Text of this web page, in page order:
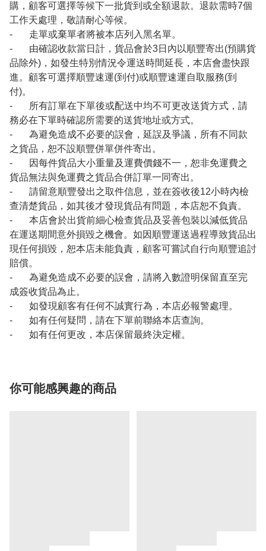
購，顧客可選擇等候下一批貨到或全額退款。退款需時7個
工作天處理，敬請耐心等候。
- 走單或棄單者將被本店列入黑名單。
- 由確認收款當日計，貨品會於3日內以順豐寄出(預購貨
品除外)，如發生特別情況令運送時間延長，本店會盡快跟
進。顧客可選擇順豐速運(到付)或順豐速運自取服務(到
付)。
- 所有訂單在下單後或配送中均不可更改送貨方式，請
務必在下單時確認所需要的送貨地址或方式。
- 為避免造成不必要的誤會，延誤及爭議，所有不同款
之貨品，恕不設順豐併單併件寄出。
- 因每件貨品大小重量及運費價錢不一，恕非免運費之
貨品無法與免運費之貨品合併訂單一同寄出。
- 請留意順豐發出之取件信息，並在簽收後12小時內檢
查清楚貨品，如其後才發現貨品有問題，本店恕不負責。
- 本店會於出貨前細心檢查貨品及妥善包裝以減低貨品
在運送期間意外損毀之機會。如因順豐運送過程導致貨品出
現任何損毀，恕本店未能負責，顧客可嘗試自行向順豐追討
賠償。
- 為避免造成不必要的誤會，請將入數證明保留直至完
成簽收貨品為止。
- 如發現顧客有任何不誠實行為，本店必報警處理。
- 如有任何疑問，請在下單前聯絡本店查詢。
- 如有任何更改，本店保留最終決定權。
你可能感興趣的商品